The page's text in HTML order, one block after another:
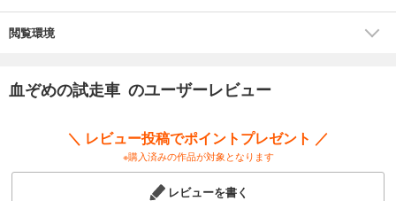
閲覧環境
血ぞめの試走車 のユーザーレビュー
＼ レビュー投稿でポイントプレゼント ／
※購入済みの作品が対象となります
レビューを書く